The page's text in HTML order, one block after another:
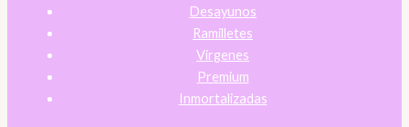
Desayunos
Ramilletes
Virgenes
Premium
Inmortalizadas